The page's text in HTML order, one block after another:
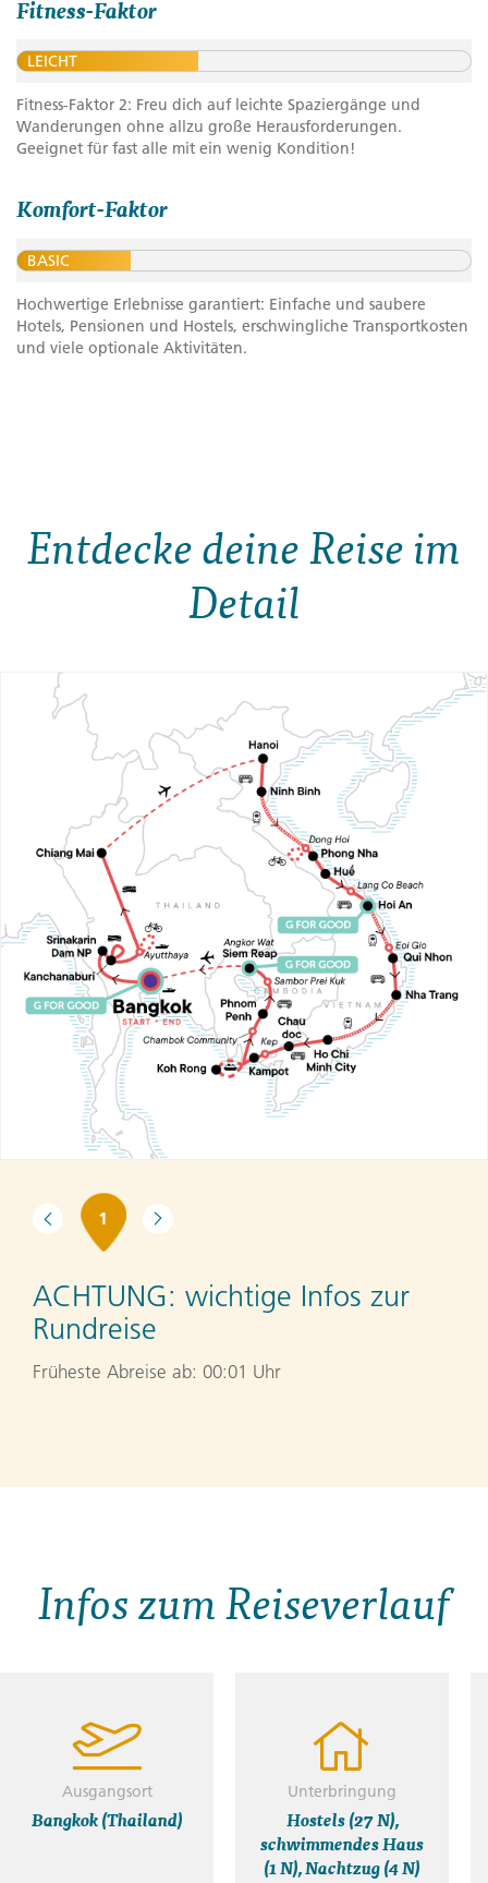
Fitness-Faktor
LEICHT
Fitness-Faktor 2: Freu dich auf leichte Spaziergänge und
Wanderungen ohne allzu große Herausforderungen.
Geeignet für fast alle mit ein wenig Kondition!
Komfort-Faktor
BASIC
Hochwertige Erlebnisse garantiert: Einfache und saubere
Hotels, Pensionen und Hostels, erschwingliche Transportkosten
und viele optionale Aktivitäten.
Entdecke deine Reise im
Detail
1
ACHTUNG: wichtige Infos zur
Rundreise
Früheste Abreise ab: 00:01 Uhr
Infos zum Reiseverlauf
Ausgangsort
Bangkok (Thailand)
Unterbringung
Hostels (27 N),
schwimmendes Haus
(1 N), Nachtzug (4 N)